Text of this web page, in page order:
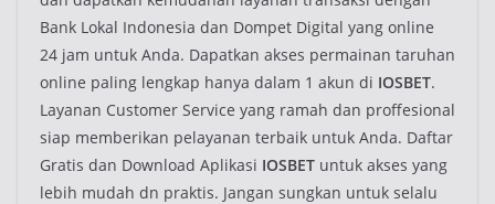
Bank Lokal Indonesia dan Dompet Digital yang online
24 jam untuk Anda. Dapatkan akses permainan taruhan
online paling lengkap hanya dalam 1 akun di IOSBET.
Layanan Customer Service yang ramah dan proffesional
siap memberikan pelayanan terbaik untuk Anda. Daftar
Gratis dan Download Aplikasi IOSBET untuk akses yang
lebih mudah dn praktis. Jangan sungkan untuk selalu